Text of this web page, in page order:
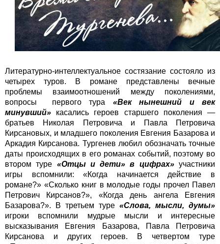
Литературно-интеллектуальное состязание состояло из
четырех туров. В романе представлены вечные
проблемы взаимоотношений между поколениями,
вопросы первого тура «Век нынешний и век
минувший» касались героев старшего поколения —
братьев Николая Петровича и Павла Петровича
Кирсановых, и младшего поколения Евгения Базарова и
Аркадия Кирсанова. Тургенев любил обозначать точные
даты происходящих в его романах событий, поэтому во
втором туре «Отцы и дети» в цифрах»участники
игры вспомнили: «Когда начинается действие в
романе?» «Сколько книг в молодые годы прочел Павел
Петрович Кирсанов?», «Когда день ангела Евгения
Базарова?». В третьем туре «Слова, мысли, думы»
игроки вспомнили мудрые мысли и интересные
высказывания Евгения Базарова, Павла Петровича
Кирсанова и других героев. В четвертом туре